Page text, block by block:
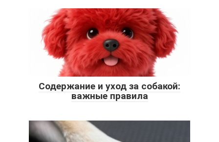
Содержание и уход за собакой:
важные правила